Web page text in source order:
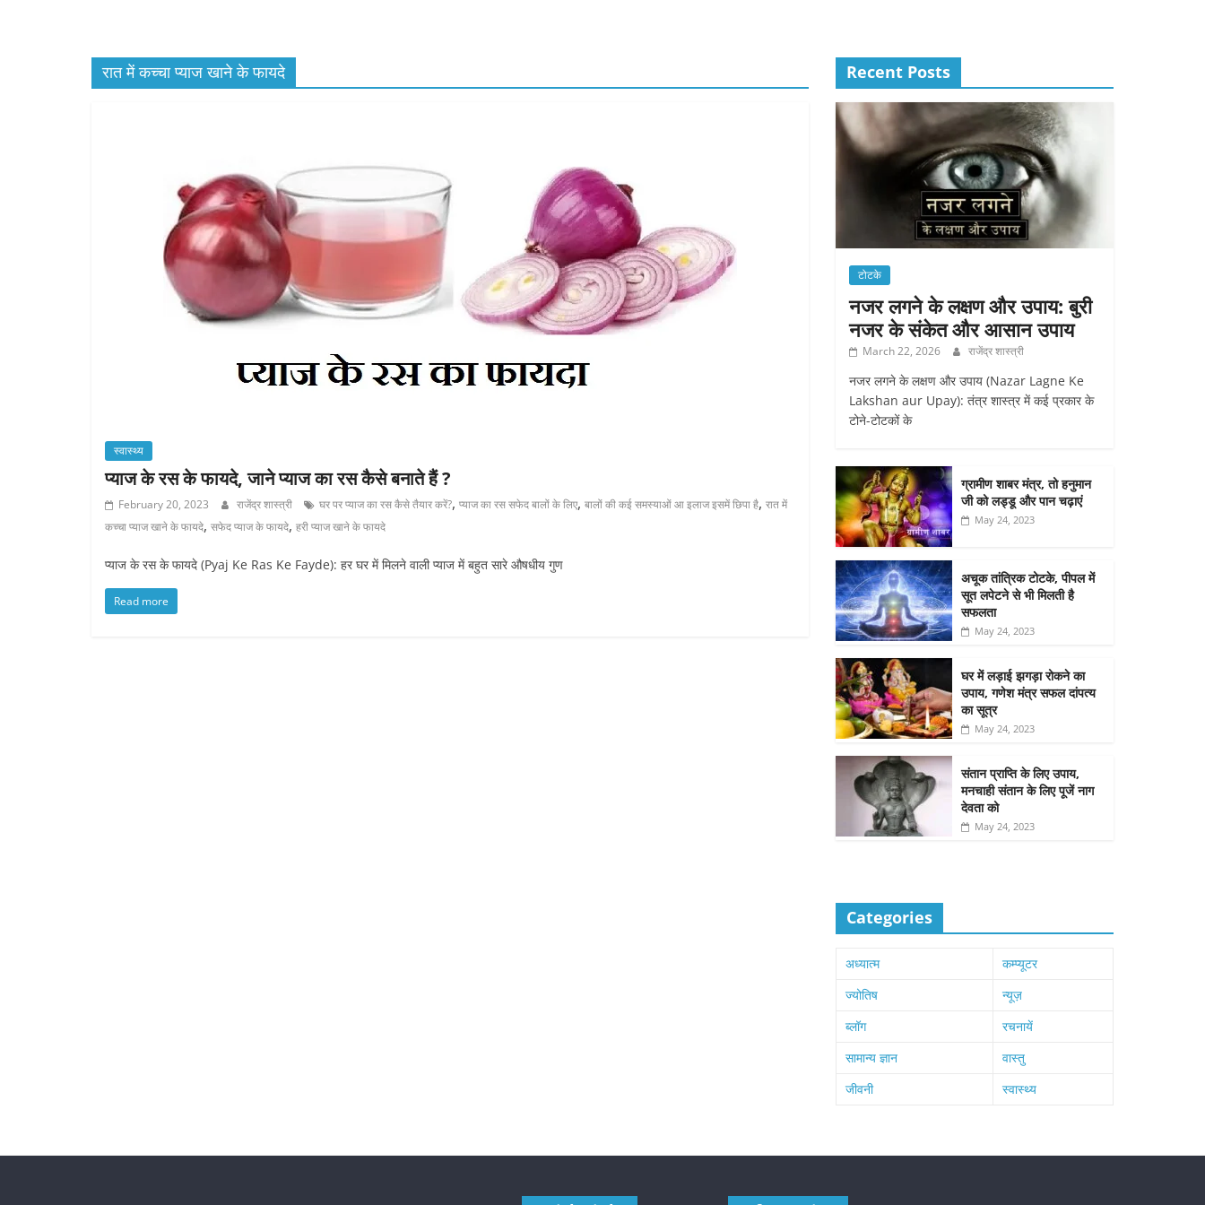
रात में कच्चा प्याज खाने के फायदे
स्वास्थ्य
प्याज के रस के फायदे, जाने प्याज का रस कैसे बनाते हैं ?
February 20, 2023 राजेंद्र शास्त्री घर पर प्याज का रस कैसे तैयार करें?, प्याज का रस सफेद बालों के लिए, बालों की कई समस्‍याओं आ इलाज इसमें छ‍िपा है, रात में
कच्चा प्याज खाने के फायदे, सफेद प्याज के फायदे, हरी प्याज खाने के फायदे
प्याज के रस के फायदे (Pyaj Ke Ras Ke Fayde): हर घर में मिलने वाली प्याज में बहुत सारे औषधीय गुण
Read more
Recent Posts
टोटके
नजर लगने के लक्षण और उपाय: बुरी
नजर के संकेत और आसान उपाय
March 22, 2026 राजेंद्र शास्त्री
नजर लगने के लक्षण और उपाय (Nazar Lagne Ke
Lakshan aur Upay): तंत्र शास्त्र में कई प्रकार के
टोने-टोटकों के
ग्रामीण शाबर मंत्र, तो हनुमान
जी को लड्डू और पान चढ़ाएं
May 24, 2023
अचूक तांत्रिक टोटके, पीपल में
सूत लपेटने से भी मिलती है
सफलता
May 24, 2023
घर में लड़ाई झगड़ा रोकने का
उपाय, गणेश मंत्र सफल दांपत्य
का सूत्र
May 24, 2023
संतान प्राप्ति के लिए उपाय,
मनचाही संतान के लिए पूजें नाग
देवता को
May 24, 2023
Categories
अध्यात्म
कम्प्यूटर
ज्योतिष
न्यूज़
ब्लॉग
रचनायें
सामान्य ज्ञान
वास्तु
जीवनी
स्वास्थ्य